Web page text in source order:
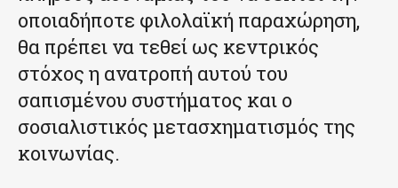
οποιαδήποτε φιλολαϊκή παραχώρηση,
θα πρέπει να τεθεί ως κεντρικός
στόχος η ανατροπή αυτού του
σαπισμένου συστήματος και ο
σοσιαλιστικός μετασχηματισμός της
κοινωνίας.